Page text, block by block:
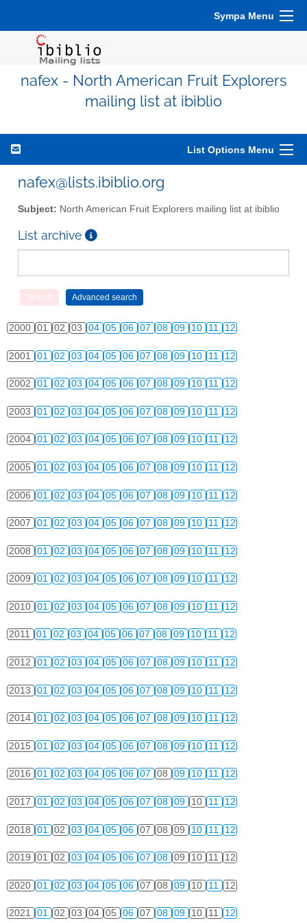
Sympa Menu
nafex - North American Fruit Explorers
mailing list at ibiblio
List Options Menu
nafex@lists.ibiblio.org
Subject: North American Fruit Explorers mailing list at ibiblio
List archive
2000 01 02 03 04 05 06 07 08 09 10 11 12
2001 01 02 03 04 05 06 07 08 09 10 11 12
2002 01 02 03 04 05 06 07 08 09 10 11 12
2003 01 02 03 04 05 06 07 08 09 10 11 12
2004 01 02 03 04 05 06 07 08 09 10 11 12
2005 01 02 03 04 05 06 07 08 09 10 11 12
2006 01 02 03 04 05 06 07 08 09 10 11 12
2007 01 02 03 04 05 06 07 08 09 10 11 12
2008 01 02 03 04 05 06 07 08 09 10 11 12
2009 01 02 03 04 05 06 07 08 09 10 11 12
2010 01 02 03 04 05 06 07 08 09 10 11 12
2011 01 02 03 04 05 06 07 08 09 10 11 12
2012 01 02 03 04 05 06 07 08 09 10 11 12
2013 01 02 03 04 05 06 07 08 09 10 11 12
2014 01 02 03 04 05 06 07 08 09 10 11 12
2015 01 02 03 04 05 06 07 08 09 10 11 12
2016 01 02 03 04 05 06 07 08 09 10 11 12
2017 01 02 03 04 05 06 07 08 09 10 11 12
2018 01 02 03 04 05 06 07 08 09 10 11 12
2019 01 02 03 04 05 06 07 08 09 10 11 12
2020 01 02 03 04 05 06 07 08 09 10 11 12
2021 01 02 03 04 05 06 07 08 09 10 11 12